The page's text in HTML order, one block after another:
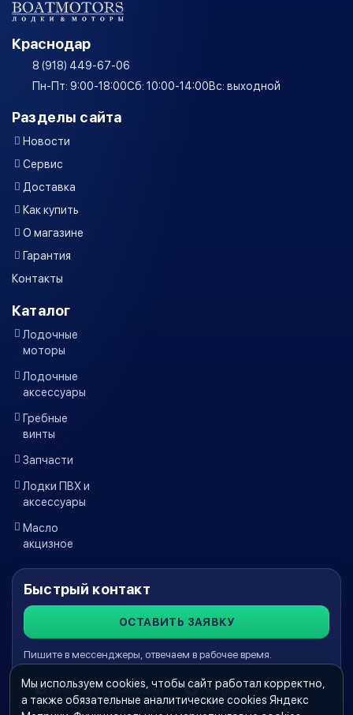
Краснодар
8 (918) 449-67-06
Пн-Пт: 9:00-18:00Сб: 10:00-14:00Вс: выходной
Разделы сайта
Новости
Сервис
Доставка
Как купить
О магазине
Гарантия
Контакты
Каталог
Лодочные
моторы
Лодочные
аксессуары
Гребные
винты
Запчасти
Лодки ПВХ и
аксессуары
Масло
акцизное
Быстрый контакт
ОСТАВИТЬ ЗАЯВКУ
Пишите в мессенджеры, отвечаем в рабочее время.
WhatsApp Краснодар Telegram
Мы используем cookies, чтобы сайт работал корректно,
а также обязательные аналитические cookies Яндекс